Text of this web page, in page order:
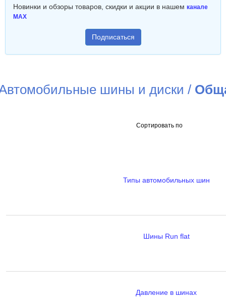
Новинки и обзоры товаров, скидки и акции в нашем канале
MAX
Подписаться
шины и диски /
Сортировать по
Типы автомобильных шин
Шины Run flat
Давление в шинах